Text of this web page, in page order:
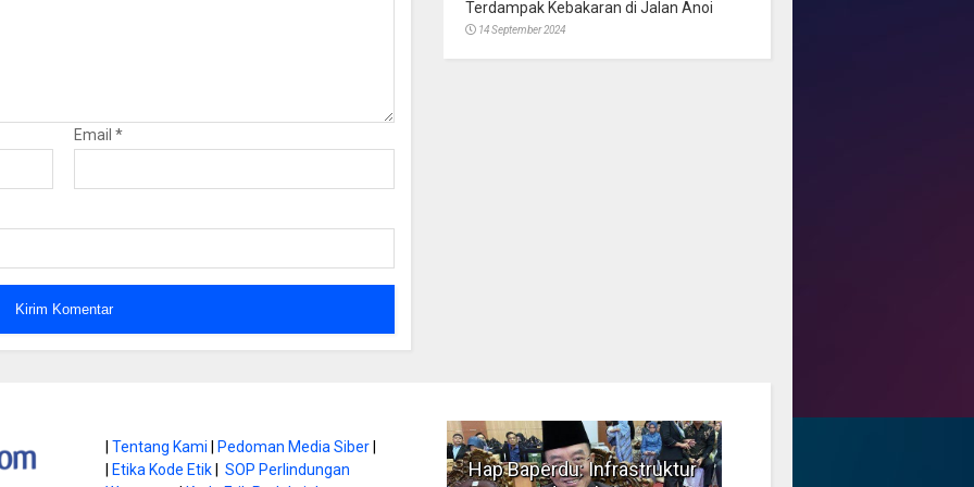
Email *
Terdampak Kebakaran di Jalan Anoi
14 September 2024
|Tentang Kami Pedoman Media Siber
Etika Kode Etik |SOP Perlindungan
di Gunung
Ini
Hap Baperdu: Infrastruktur